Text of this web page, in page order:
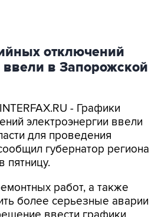
отключений
в Запорожской
- Графики
для проведения
губернатор региона
пятницу.
работ, а также
ввести графики
потребления